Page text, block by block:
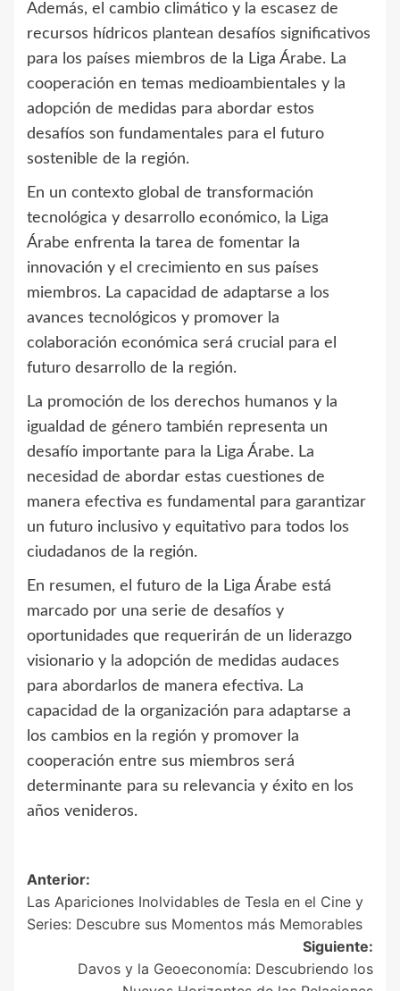
Además, el cambio climático y la escasez de
recursos hídricos plantean desafíos significativos
para los países miembros de la Liga Árabe. La
cooperación en temas medioambientales y la
adopción de medidas para abordar estos
desafíos son fundamentales para el futuro
sostenible de la región.
En un contexto global de transformación
tecnológica y desarrollo económico, la Liga
Árabe enfrenta la tarea de fomentar la
innovación y el crecimiento en sus países
miembros. La capacidad de adaptarse a los
avances tecnológicos y promover la
colaboración económica será crucial para el
futuro desarrollo de la región.
La promoción de los derechos humanos y la
igualdad de género también representa un
desafío importante para la Liga Árabe. La
necesidad de abordar estas cuestiones de
manera efectiva es fundamental para garantizar
un futuro inclusivo y equitativo para todos los
ciudadanos de la región.
En resumen, el futuro de la Liga Árabe está
marcado por una serie de desafíos y
oportunidades que requerirán de un liderazgo
visionario y la adopción de medidas audaces
para abordarlos de manera efectiva. La
capacidad de la organización para adaptarse a
los cambios en la región y promover la
cooperación entre sus miembros será
determinante para su relevancia y éxito en los
años venideros.
Navegación
de
entradas
Anterior:
Las Apariciones Inolvidables de Tesla en el Cine y
Series: Descubre sus Momentos más Memorables
Siguiente:
Davos y la Geoeconomía: Descubriendo los